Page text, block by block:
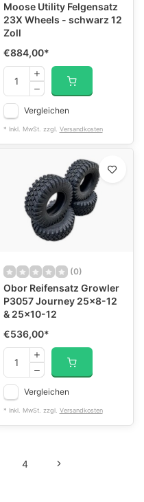
Moose Utility Felgensatz
23X Wheels - schwarz 12
Zoll
€884,00*
Vergleichen
* Inkl. MwSt. zzgl. Versandkosten
(0)
Obor Reifensatz Growler
P3057 Journey 25x8-12
& 25x10-12
€536,00*
Vergleichen
* Inkl. MwSt. zzgl. Versandkosten
4